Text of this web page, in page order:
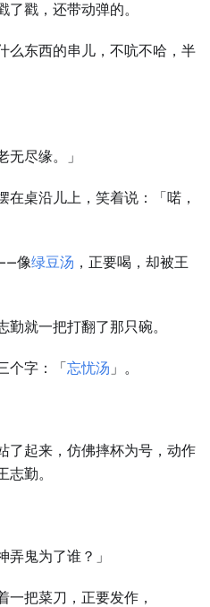
戳，还带动弹的。
么东西的串儿，不吭不哈，半
无尽缘。」
桌沿儿上，笑着说：「喏，
像绿豆汤 ，正要喝，却被王
勤就一把打翻了那只碗。
个字：「忘忧汤 」。
了起来，仿佛摔杯为号，动作
勤。
弄鬼为了谁？」
一把菜刀，正要发作，